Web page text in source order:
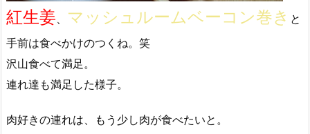
紅生姜 マッシュルームベーコン巻き と
手前は食べかけのつくね。笑
沢山食べて満足。
連れ達も満足した様子。
肉好きの連れは、もう少し肉が食べたいと。